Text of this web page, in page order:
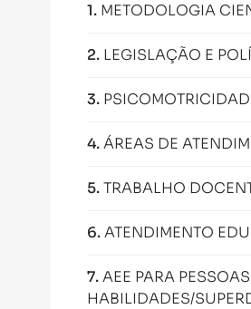
1. METODOLOGIA
2. LEGISLAÇÃO E
3.
4.ÁREAS DE
5.TRABALHO
6.ATENDIMENTO
7.AEE PARA
HABILIDADES/